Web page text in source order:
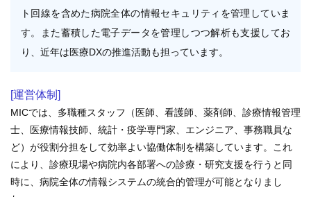
病院について
交通アクセス
学内向け情報
ご意見
採用情報
ト回線を含めた病院全体の情報セキュリティを管理していま
す。また蓄積した電子データを管理しつつ解析も支援してお
り、近年は医療DXの推進活動も担っています。
[運営体制]
MICでは、多職種スタッフ（医師、看護師、薬剤師、診療情報管理
士、医療情報技師、統計・疫学専門家、エンジニア、事務職員な
ど）が役割分担をして効率よい協働体制を構築しています。これ
により、診療現場や病院内各部署への診療・研究支援を行うと同
時に、病院全体の情報システムの統合的管理が可能となりまし